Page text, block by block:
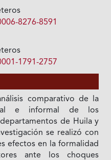
8276-8591
1791-2757
comparativo de la
e informal de los
de Huila y
se realizó con
efectos en la formalidad
ante los choques